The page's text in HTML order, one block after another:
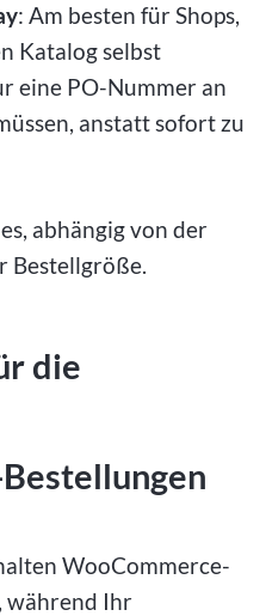
: Am besten für Shops,
Katalog selbst
eine PO-Nummer an
anstatt sofort zu
abhängig von der
Bestellgröße.
die
WooCommerce-
während Ihr